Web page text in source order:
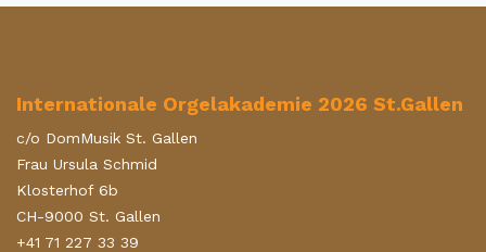
Internationale Orgelakademie 2026 St.Gallen
c/o DomMusik St. Gallen
Frau Ursula Schmid
Klosterhof 6b
CH-9000 St. Gallen
+41 71 227 33 39